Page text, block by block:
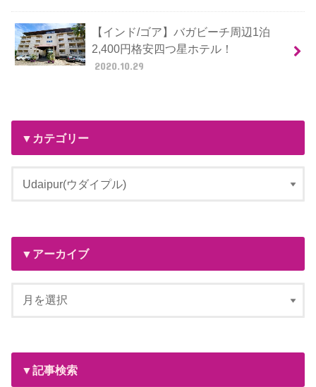
【インド/ゴア】バガビーチ周辺1泊
2,400円格安四つ星ホテル！
2020.10.29
▼カテゴリー
▼アーカイブ
▼記事検索